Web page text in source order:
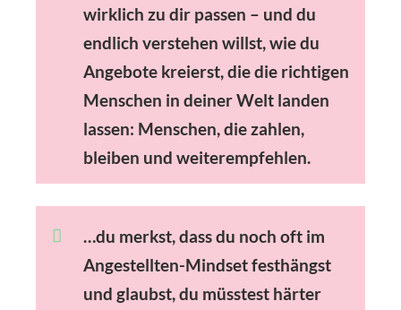
wirklich zu dir passen – und du
endlich verstehen willst, wie du
Angebote kreierst, die die richtigen
Menschen in deiner Welt landen
lassen: Menschen, die zahlen,
bleiben und weiterempfehlen.
…du merkst, dass du noch oft im
Angestellten-Mindsetfesthängst
und glaubst, du müsstest härter